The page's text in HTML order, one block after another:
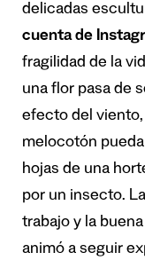
delicadas
cuenta de
fragilidad de la
una flor pasa de
efecto del
melocotón
hojas de una
por un insecto.
trabajo y la
animó a seguir